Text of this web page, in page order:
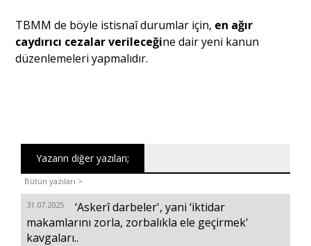
TBMM de böyle istisnaî durumlar için, en ağır
caydırıcı cezalar verileceğine dair yeni kanun
düzenlemeleri yapmalıdır.
Yazarın diğer yazıları;
Bütün yazıları >
31.07.2025
‘Askerî darbeler', yani ‘iktidar
makamlarını zorla, zorbalıkla ele geçirmek'
kavgaları..